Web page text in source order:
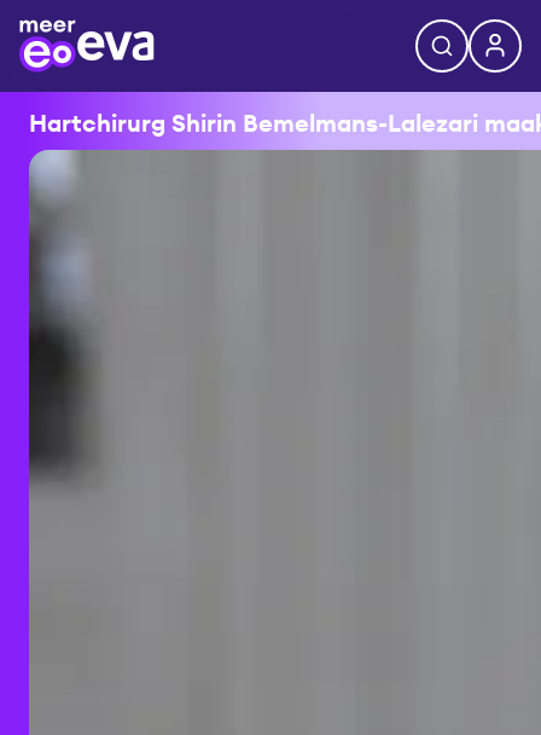
Hartchirurg Shirin Bemelmans-Lalezari